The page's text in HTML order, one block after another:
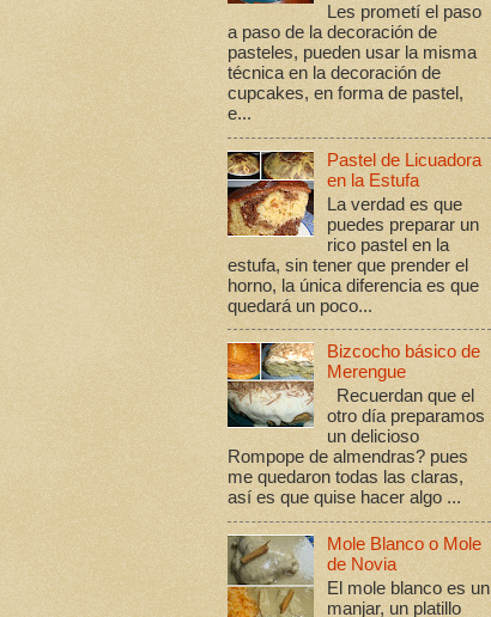
Les prometí el paso
a paso de la decoración de
pasteles, pueden usar la misma
técnica en la decoración de
cupcakes, en forma de pastel,
e...
Pastel de Licuadora
en la Estufa
La verdad es que
puedes preparar un
rico pastel en la
estufa, sin tener que prender el
horno, la única diferencia es que
quedará un poco...
Bizcocho básico de
Merengue
Recuerdan que el
otro día preparamos
un delicioso
Rompope de almendras? pues
me quedaron todas las claras,
así es que quise hacer algo ...
Mole Blanco o Mole
de Novia
El mole blanco es un
manjar, un platillo